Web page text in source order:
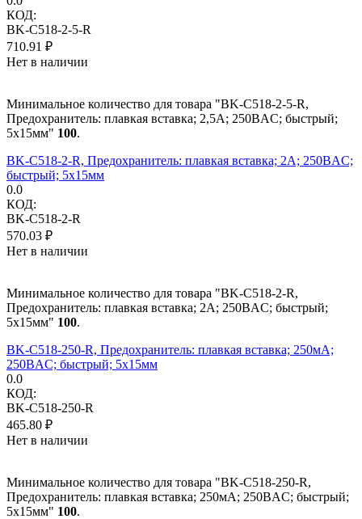
КОД:
BK-C518-2-5-R
710.91 ₽
Нет в наличии
Минимальное количество для товара "BK-C518-2-5-R,
Предохранитель: плавкая вставка; 2,5А; 250ВAC; быстрый;
5x15мм" 100.
BK-C518-2-R, Предохранитель: плавкая вставка; 2А; 250ВAC;
быстрый; 5x15мм
0.0
КОД:
BK-C518-2-R
570.03 ₽
Нет в наличии
Минимальное количество для товара "BK-C518-2-R,
Предохранитель: плавкая вставка; 2А; 250ВAC; быстрый;
5x15мм" 100.
BK-C518-250-R, Предохранитель: плавкая вставка; 250мА;
250ВAC; быстрый; 5x15мм
0.0
КОД:
BK-C518-250-R
465.80 ₽
Нет в наличии
Минимальное количество для товара "BK-C518-250-R,
Предохранитель: плавкая вставка; 250мА; 250ВAC; быстрый;
5x15мм" 100.